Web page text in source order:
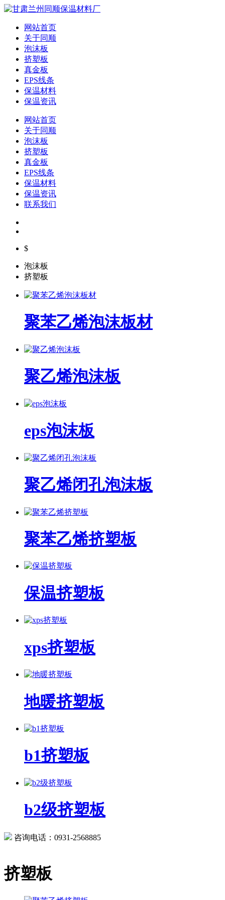
网站首页
关于同顺
泡沫板
挤塑板
真金板
EPS线条
保温材料
保温资讯
网站首页
关于同顺
泡沫板
挤塑板
真金板
EPS线条
保温材料
保温资讯
联系我们
$
泡沫板
挤塑板
聚苯乙烯泡沫板材
聚乙烯泡沫板
eps泡沫板
聚乙烯闭孔泡沫板
聚苯乙烯挤塑板
保温挤塑板
xps挤塑板
地暖挤塑板
b1挤塑板
b2级挤塑板
咨询电话：0931-2568885
挤塑板